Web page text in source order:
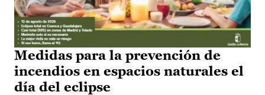
Medidas para la prevención de
incendios en espacios naturales el
día del eclipse